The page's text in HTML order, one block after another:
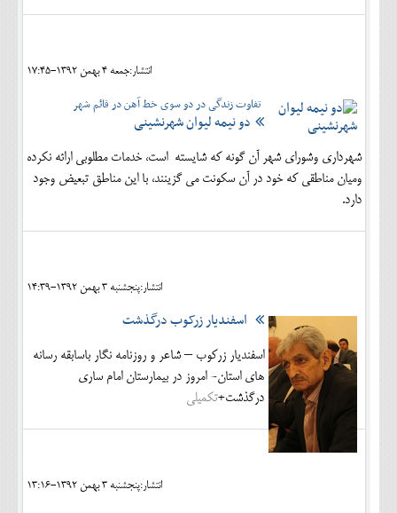
انتشار:جمعه 4 بهمن 1392-17:45
تفاوت زندگی در دو سوی خط آهن در قائم شهر
دو نیمه لیوان شهرنشینی
شهرداری وشورای شهر آن گونه که شایسته است، خدمات مطلوبی ارائه نکرده
ومیان مناطقی که خود در آن سکونت می گزینند، با این مناطق تبعیض وجود
دارد.
انتشار:پنجشنبه 3 بهمن 1392-14:39
اسفندیار زرکوب درگذشت
اسفندیار زرکوب – شاعر و روزنامه نگار باسابقه رسانه
های استان- امروز در بیمارستان امام ساری
درگذشت+تکمیلی
انتشار:پنجشنبه 3 بهمن 1392-13:16